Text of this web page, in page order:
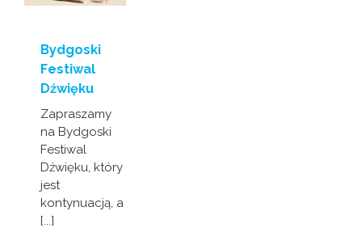
Bydgoski
Festiwal
Dźwięku
Zapraszamy
na Bydgoski
Festiwal
Dźwięku, który
jest
kontynuacją, a
[...]